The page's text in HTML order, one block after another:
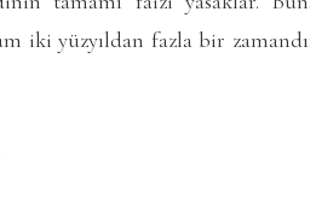
iki yüzyıldan fazla bir